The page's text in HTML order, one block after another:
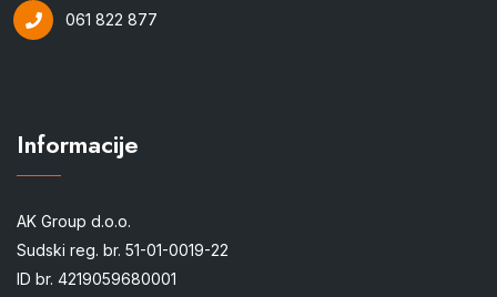
061 822 877
Informacije
AK Group d.o.o.
Sudski reg. br. 51-01-0019-22
ID br. 4219059680001